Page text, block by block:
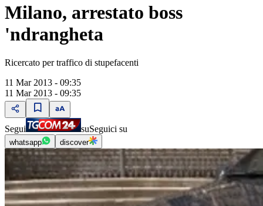
Milano, arrestato boss
'ndrangheta
Ricercato per traffico di stupefacenti
11 Mar 2013 - 09:35
11 Mar 2013 - 09:35
Segui suSeguici su
whatsapp discover